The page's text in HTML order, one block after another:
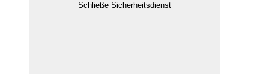
Schließe Sicherheitsdienst